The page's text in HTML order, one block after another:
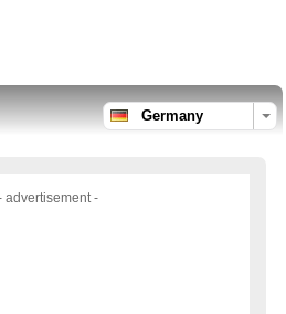
Germany
advertisement -